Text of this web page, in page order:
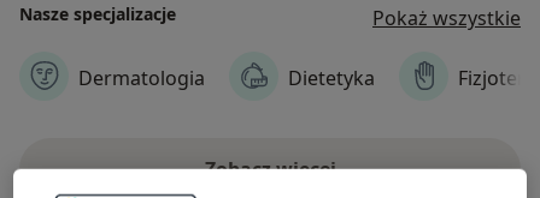
Nasze specjalizacje Pokaż wszystkie
Dermatologia Dietetyka
Zobacz więcej